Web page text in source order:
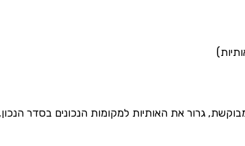
גרור את האותיות למקומות הנכונים בסדר